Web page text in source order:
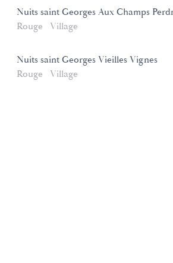
Nuits saint Georges Aux Champs
Rouge
Village
Nuits saint Georges Vieilles Vignes
Rouge
Village